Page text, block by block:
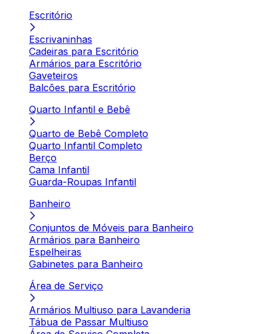
Escritório
Escrivaninhas
Cadeiras para Escritório
Armários para Escritório
Gaveteiros
Balcões para Escritório
Quarto Infantil e Bebê
Quarto de Bebê Completo
Quarto Infantil Completo
Berço
Cama Infantil
Guarda-Roupas Infantil
Banheiro
Conjuntos de Móveis para Banheiro
Armários para Banheiro
Espelheiras
Gabinetes para Banheiro
Área de Serviço
Armários Multiuso para Lavanderia
Tábua de Passar Multiuso